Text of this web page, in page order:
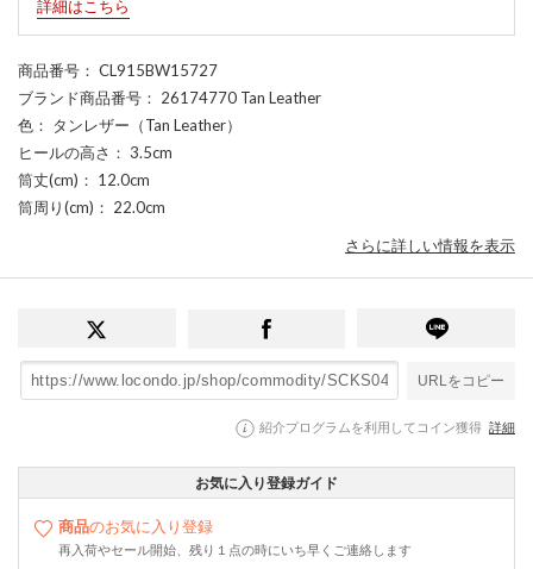
詳細はこちら
商品番号 ： CL915BW15727
ブランド商品番号 ： 26174770 Tan Leather
色 ： タンレザー（Tan Leather）
ヒールの高さ ： 3.5cm
筒丈(cm) ： 12.0cm
筒周り(cm) ： 22.0cm
さらに詳しい情報を表示
URLをコピー
紹介プログラムを利用してコイン獲得 詳細
お気に入り登録ガイド
商品のお気に入り登録
再入荷やセール開始、残り１点の時にいち早くご連絡します